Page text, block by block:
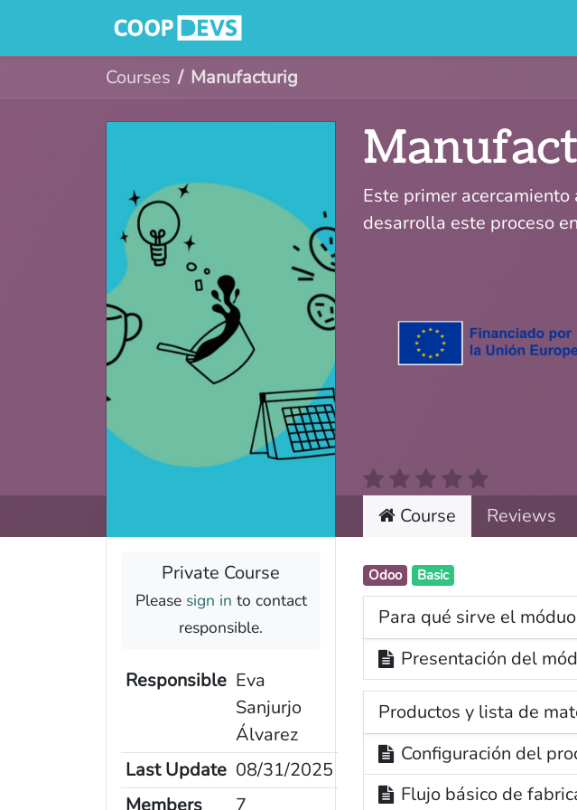
Courses Manufacturig
Este primer
desarrolla este proceso
Private Course
Please sign in to contact
responsible.
Responsible Eva
Sanjurjo
Álvarez
Last Update 08/31/2025
Members
7
Course Reviews
Odoo Basic
Para qué sirve el
Presentación del
Productos y lista de
Flujo básico de
Coopdevs SCCL
Oficina a Coòpolis (Can Batlló)
Barcelona
Qui som
Nostres serveis
Blog
Aquest lloc
CC BY-NC-SA